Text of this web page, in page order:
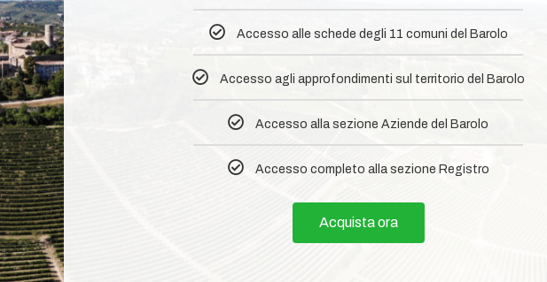
Accesso alle schede degli 11 comuni del Barolo​
Accesso agli approfondimenti sul territorio del Barolo
Accesso alla sezione Aziende del Barolo
Accesso completo alla sezione Registro
Acquista ora